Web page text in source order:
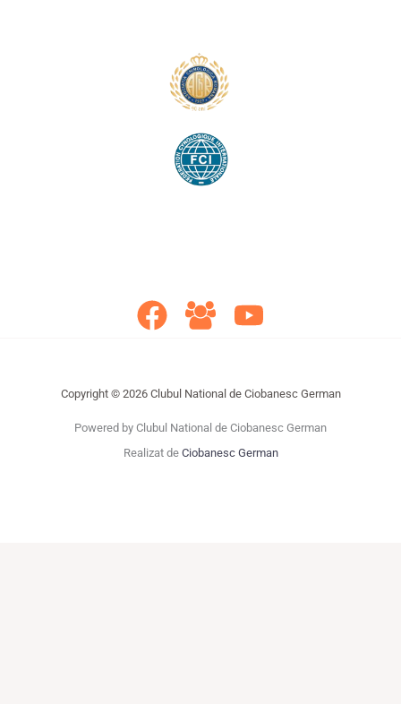
Copyright © 2026 Clubul National de Ciobanesc German
Powered by Clubul National de Ciobanesc German
Realizat de Ciobanesc German